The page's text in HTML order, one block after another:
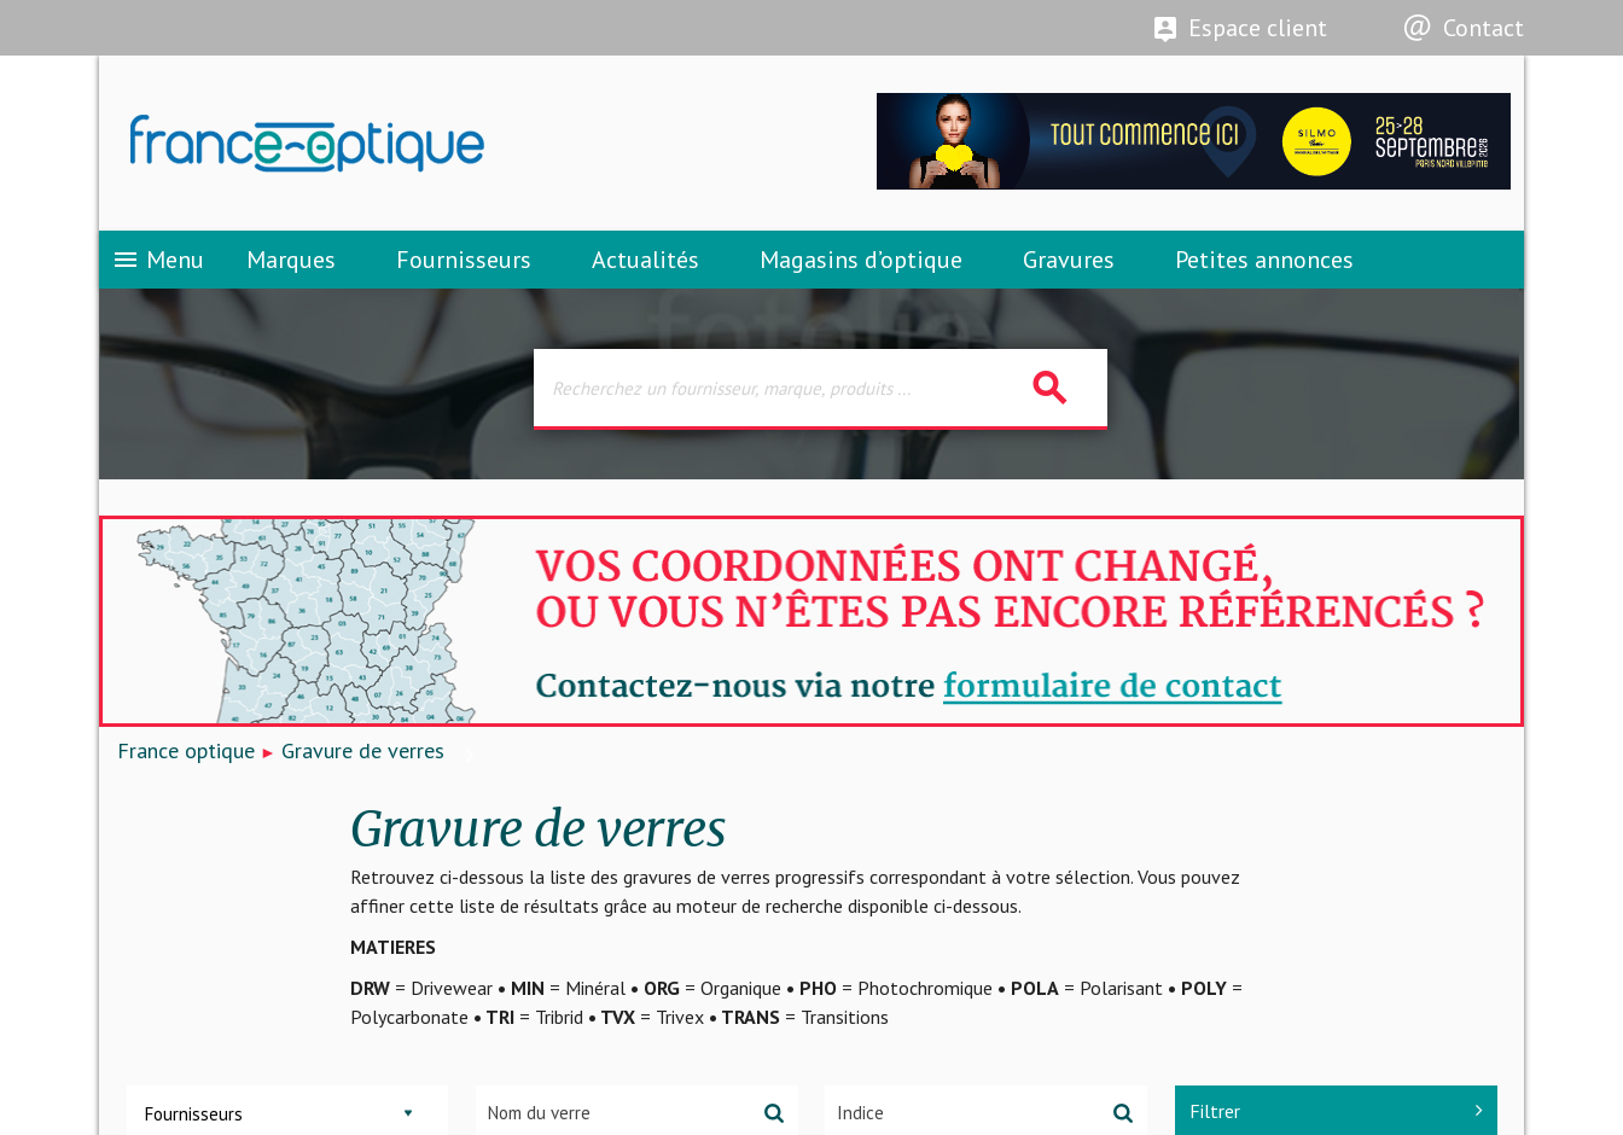
Espace client Contact
menu Menu Marques Fournisseurs Actualités Magasins d’optique Gravures Petites annonces
search
France optique Gravure de verres
Gravure de verres
Retrouvez ci-dessous la liste des gravures de verres progressifs correspondant à votre sélection. Vous pouvez
affiner cette liste de résultats grâce au moteur de recherche disponible ci-dessous.
MATIERES
DRW= Drivewear • MIN = Minéral • ORG= Organique • PHO= Photochromique • POLA= Polarisant • POLY=
Polycarbonate • TRI= Tribrid • TVX= Trivex • TRANS= Transitions
Fournisseurs Filtrer